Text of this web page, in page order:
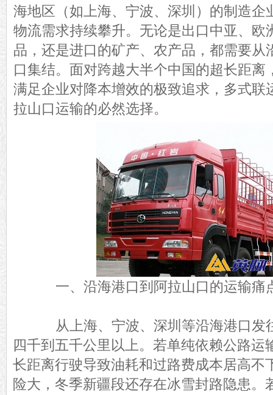
海地区（如上海、宁波、深圳）的制造企
物流需求持续攀升。无论是出口中亚、欧
品，还是进口的矿产、农产品，都需要从
口集结。面对跨越大半个中国的超长距离
满足企业对降本增效的极致追求，多式联
拉山口运输的必然选择。
一、沿海港口到阿拉山口的运输痛
从上海、宁波、深圳等沿海港口发
四千到五千公里以上。若单纯依赖公路运
长距离行驶导致油耗和过路费成本居高不
险大，冬季新疆段还存在冰雪封路隐患。